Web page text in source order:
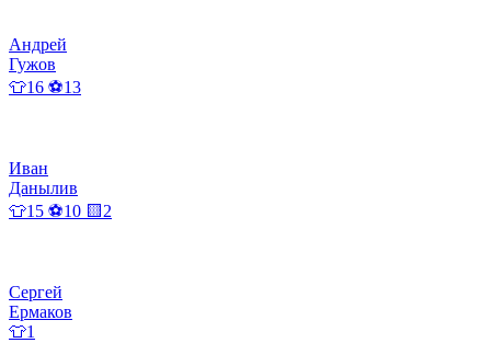
Андрей
Гужов
👕16 ⚽13
Иван
Данылив
👕15 ⚽10 🟨2
Сергей
Ермаков
👕1